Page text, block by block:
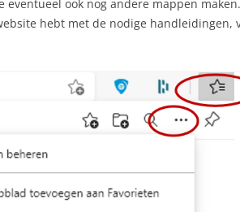
eventueel ook nog andere mappen
hebt met de nodige handleidingen,